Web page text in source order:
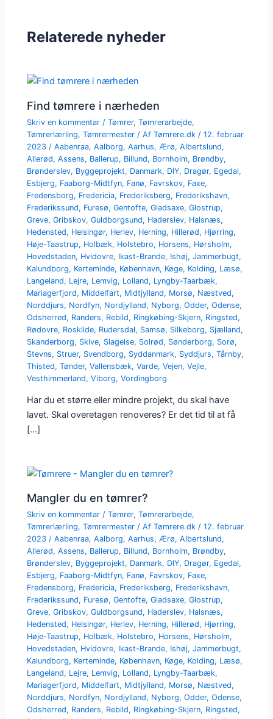
Relaterede nyheder
Find tømrere i nærheden
Skriv en kommentar /Tømrer,Tømrerarbejde,
Tømrerlærling,Tømrermester / AfTømrere.dk /12. februar
2023 /Aabenraa,Aalborg,Aarhus, Ærø,Albertslund,
Allerød,Assens, Ballerup, Billund, Bornholm, Brøndby,
Brønderslev, Byggeprojekt, Danmark, DIY, Dragør, Egedal,
Esbjerg, Faaborg-Midtfyn, Fanø, Favrskov, Faxe,
Fredensborg, Fredericia, Frederiksberg, Frederikshavn,
Frederikssund, Furesø,Gentofte,Gladsaxe,Glostrup,
Greve,Gribskov,Guldborgsund, Haderslev, Halsnæs,
Hedensted, Helsingør, Herlev, Herning, Hillerød, Hjørring,
Høje-Taastrup, Holbæk, Holstebro, Horsens, Hørsholm,
Hovedstaden, Hvidovre, Ikast-Brande, Ishøj,Jammerbugt,
Kalundborg, Kerteminde, København, Køge, Kolding, Læsø,
Langeland, Lejre, Lemvig, Lolland, Lyngby-Taarbæk,
Mariagerfjord, Middelfart, Midtjylland, Morsø, Næstved,
Norddjurs, Nordfyn, Nordjylland, Nyborg,Odder,Odense,
Odsherred, Randers, Rebild, Ringkøbing-Skjern, Ringsted,
Rødovre, Roskilde, Rudersdal, Samsø, Silkeborg, Sjælland,
Skanderborg, Skive, Slagelse, Solrød, Sønderborg, Sorø,
Stevns, Struer, Svendborg, Syddanmark, Syddjurs,Tårnby,
Thisted,Tønder,Vallensbæk,Varde,Vejen,Vejle,
Vesthimmerland,Viborg,Vordingborg
Har du et større eller mindre projekt, du skal have
lavet. Skal overetagen renoveres? Er det tid til at få
[…]
Mangler du en tømrer?
Skriv en kommentar /Tømrer,Tømrerarbejde,
Tømrerlærling,Tømrermester / AfTømrere.dk/12. februar
2023/Aabenraa,Aalborg,Aarhus,Ærø,Albertslund,
Allerød,Assens, Ballerup, Billund, Bornholm, Brøndby,
Brønderslev, Byggeprojekt, Danmark, DIY, Dragør, Egedal,
Esbjerg, Faaborg-Midtfyn, Fanø, Favrskov, Faxe,
Fredensborg, Fredericia, Frederiksberg, Frederikshavn,
Frederikssund, Furesø,Gentofte,Gladsaxe,Glostrup,
Greve,Gribskov,Guldborgsund, Haderslev, Halsnæs,
Hedensted, Helsingør, Herlev, Herning, Hillerød, Hjørring,
Høje-Taastrup, Holbæk, Holstebro, Horsens, Hørsholm,
Hovedstaden, Hvidovre, Ikast-Brande, Ishøj,Jammerbugt,
Kalundborg, Kerteminde, København, Køge, Kolding, Læsø,
Langeland, Lejre, Lemvig, Lolland, Lyngby-Taarbæk,
Mariagerfjord, Middelfart, Midtjylland, Morsø, Næstved,
Norddjurs, Nordfyn, Nordjylland, Nyborg,Odder,Odense,
Odsherred, Randers, Rebild, Ringkøbing-Skjern, Ringsted,